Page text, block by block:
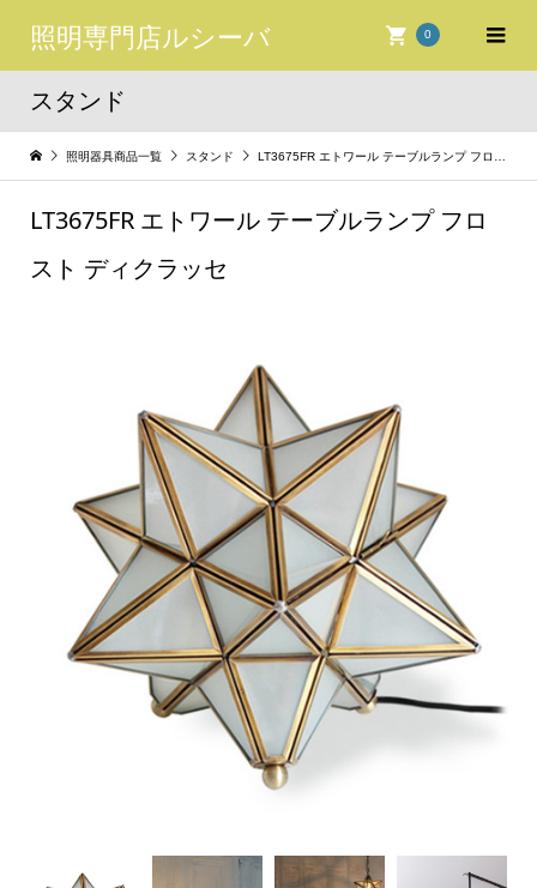
照明専門店ルシーバ 0
スタンド
照明器具商品一覧 スタンド LT3675FR エトワール テーブルランプ フロスト ディクラッセ
LT3675FR エトワール テーブルランプ フロ
スト ディクラッセ